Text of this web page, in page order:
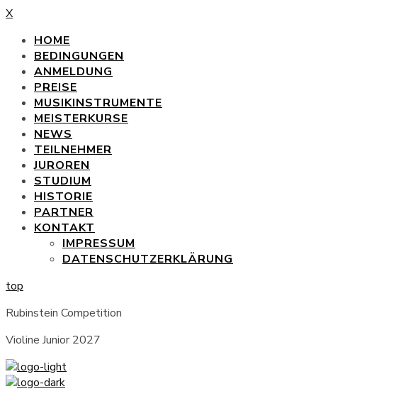
X
HOME
BEDINGUNGEN
ANMELDUNG
PREISE
MUSIKINSTRUMENTE
MEISTERKURSE
NEWS
TEILNEHMER
JUROREN
STUDIUM
HISTORIE
PARTNER
KONTAKT
IMPRESSUM
DATENSCHUTZERKLÄRUNG
top
Rubinstein Competition
Violine Junior 2027